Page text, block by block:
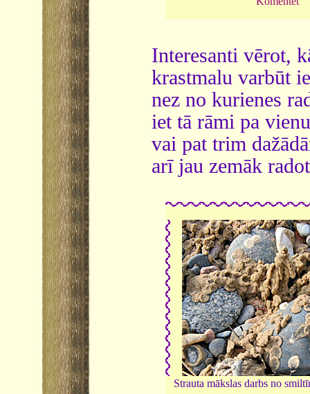
Interesanti vērot,
krastmalu varbūt
nez no kurienes
iet tā rāmi pa
vai pat trim
arī jau zemāk
Strauta mākslas darbs no